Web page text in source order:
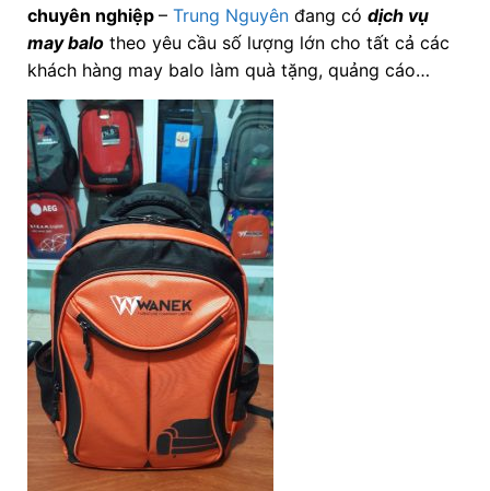
chuyên nghiệp – Trung Nguyênđang có dịch vụ
may balotheo yêu cầu số lượng lớn cho tất cả các
khách hàng may balo làm quà tặng, quảng cáo…